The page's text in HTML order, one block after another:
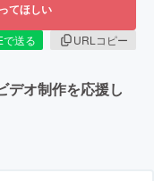
てほしい
で送る
URLコピー
デオ制作を応援し